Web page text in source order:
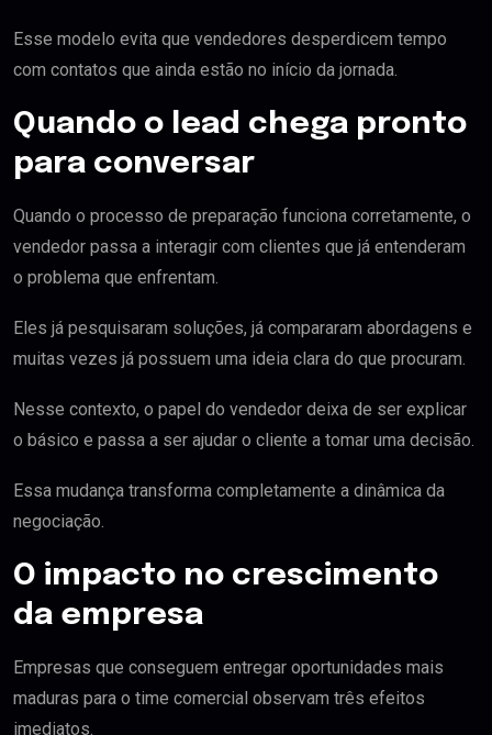
Esse modelo evita que vendedores desperdicem tempo
com contatos que ainda estão no início da jornada.
Quando o lead chega pronto
para conversar
Quando o processo de preparação funciona corretamente, o
vendedor passa a interagir com clientes que já entenderam
o problema que enfrentam.
Eles já pesquisaram soluções, já compararam abordagens e
muitas vezes já possuem uma ideia clara do que procuram.
Nesse contexto, o papel do vendedor deixa de ser explicar
o básico e passa a ser ajudar o cliente a tomar uma decisão.
Essa mudança transforma completamente a dinâmica da
negociação.
O impacto no crescimento
da empresa
Empresas que conseguem entregar oportunidades mais
maduras para o time comercial observam três efeitos
imediatos.